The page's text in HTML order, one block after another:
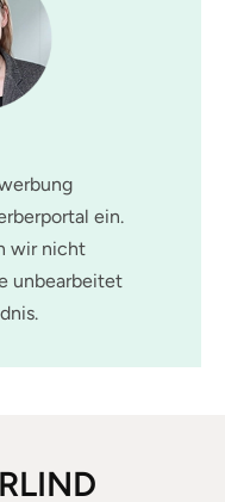
ein.
wir nicht
unbearbeitet